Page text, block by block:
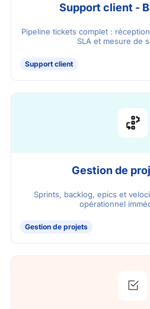
Support client -
Pipeline tickets complet :
SLA et mesure de
Support client
Gestion de
Sprints, backlog, epics et
opérationnel
Gestion de projets